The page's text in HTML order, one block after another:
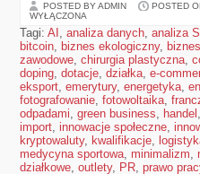
POSTED BY ADMIN POSTED
WYŁĄCZONA
Tagi: AI , analiza danych, analiza
bitcoin, biznes ekologiczny,
zawodowe, chirurgia plastyczna,
doping, dotacje, działka, e-
eksport, emerytury, energetyka,
fotografowanie, fotowoltaika,
odpadami, green business, handel ,
import, innowacje społeczne,
kryptowaluty, kwalifikacje,
medycyna sportowa, minimalizm,
działkowe, outlety, PR, prawo